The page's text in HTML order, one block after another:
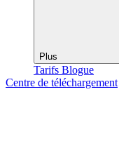
Plus
Tarifs Blogue
Centre de téléchargement